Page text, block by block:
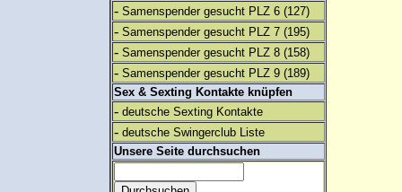
- Samenspender gesucht PLZ 6 (127)
- Samenspender gesucht PLZ 7 (195)
- Samenspender gesucht PLZ 8 (158)
- Samenspender gesucht PLZ 9 (189)
Sex & Sexting Kontakte knüpfen
- deutsche Sexting Kontakte
- deutsche Swingerclub Liste
Unsere Seite durchsuchen